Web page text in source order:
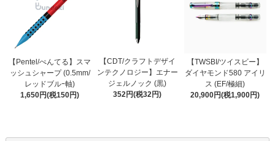
【Pentel/ぺんてる】スマ
ッシュシャープ (0.5mm/
レッドブルｰ軸)
1,650円(税150円)
【CDT/クラフトデザイ
ンテクノロジー】エナー
ジェルノック (黒)
352円(税32円)
【TWSBI/ツイスビー】
ダイヤモンド580 アイリ
ス (EF/極細)
20,900円(税1,900円)